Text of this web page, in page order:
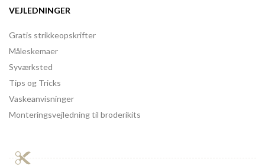
VEJLEDNINGER
Gratis strikkeopskrifter
Måleskemaer
Syværksted
Tips og Tricks
Vaskeanvisninger
Monteringsvejledning til broderikits